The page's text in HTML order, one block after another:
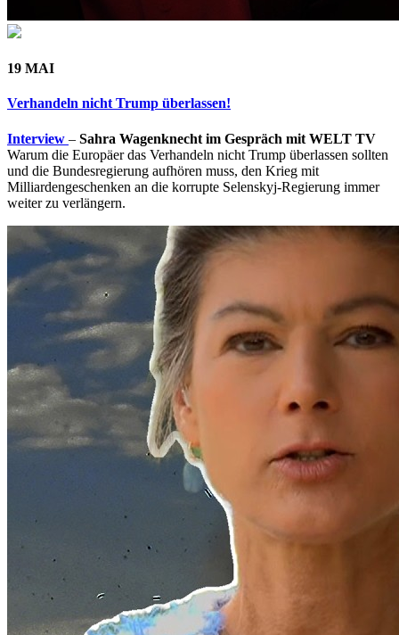
19 MAI
Verhandeln nicht Trump überlassen!
Interview – Sahra Wagenknecht im Gespräch mit WELT TV
Warum die Europäer das Verhandeln nicht Trump überlassen sollten
und die Bundesregierung aufhören muss, den Krieg mit
Milliardengeschenken an die korrupte Selenskyj-Regierung immer
weiter zu verlängern.